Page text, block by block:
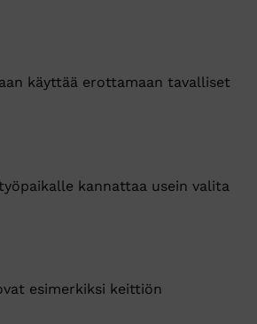
käyttää erottamaan tavalliset
kannattaa usein valita
esimerkiksi keittiön